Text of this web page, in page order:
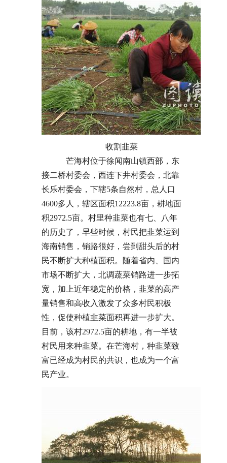
收割韭菜
芒海村位于徐闻南山镇西部，东
接二桥村委会，西连下井村委会，北靠
长乐村委会，下辖5条自然村，总人口
4600多人，辖区面积12223.8亩，耕地面
积2972.5亩。村里种韭菜也有七、八年
的历史了，早些时候，村民把韭菜运到
海南销售，销路很好，尝到甜头后的村
民不断扩大种植面积。随着省内、国内
市场不断扩大，北调蔬菜销路进一步拓
宽，加上近年稳定的价格，韭菜的高产
量销售和高收入激发了众多村民积极
性，促使种植韭菜面积再进一步扩大。
目前，该村2972.5亩的耕地，有一半被
村民用来种韭菜。在芒海村，种韭菜致
富已经成为村民的共识，也成为一个富
民产业。